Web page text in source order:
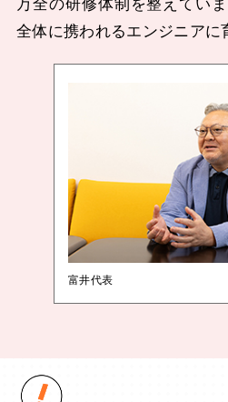
万全の研修体制を整えてい
全体に携われるエンジニアに
富井代表